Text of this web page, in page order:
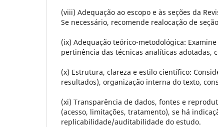
(viii) Adequação ao escopo e às seções da
Se necessário, recomende realocação de
(ix) Adequação teórico-metodológica:
pertinência das técnicas analíticas adotadas,
(x) Estrutura, clareza e estilo científico:
resultados), organização interna do texto,
(xi) Transparência de dados, fontes e
(acesso, limitações, tratamento), se há
replicabilidade/auditabilidade do estudo.